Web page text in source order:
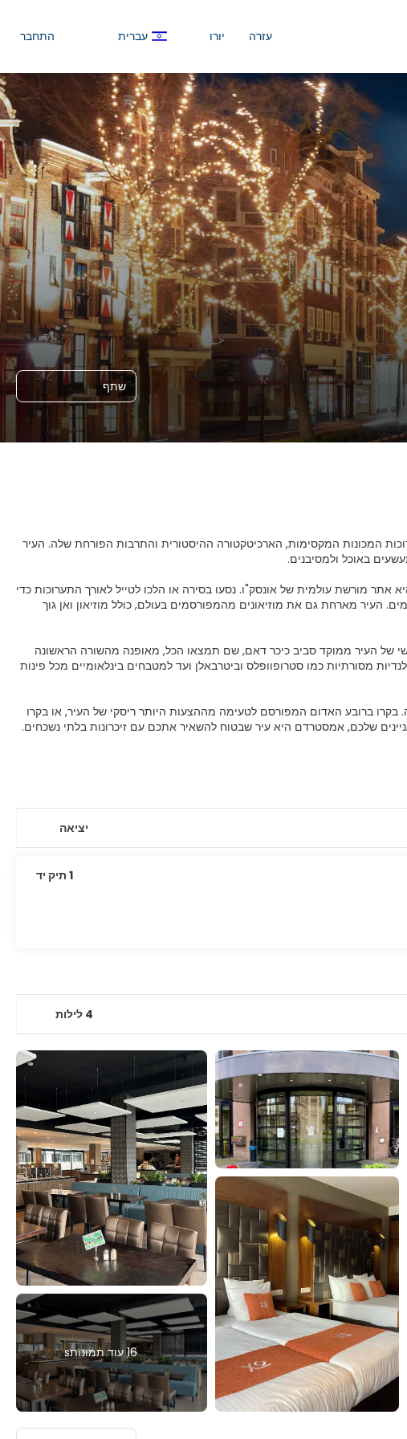
עזרה יורו עברית התחבר
שתף
המכונות המקסימות, הארכיטקטורה ההיסטורית והתרבות הפורחת שלה. העיר
מורשת עולמית של אונסק"ו. נסעו בסירה או הלכו לטייל לאורך התערוכות כדי
העיר מארחת גם את מוזיאונים מהמפורסמים בעולם, כולל מוזיאון ואן גוך
של העיר ממוקד סביב כיכר דאם, שם תמצאו הכל, מאופנה מהשורה הראשונה
מסורתיות כמו סטרופוופלס וביטרבאלן ועד למטבחים בינלאומיים מכל פינות
ברובע האדום המפורסם לטעימה מההצעות היותר ריסקי של העיר, או בקרו
שלכם, אמסטרדם היא עיר שבטוח להשאיר אתכם עם זיכרונות בלתי נשכחים.
יציאה
1 תיק יד
4 לילות
16 עוד תמונותs